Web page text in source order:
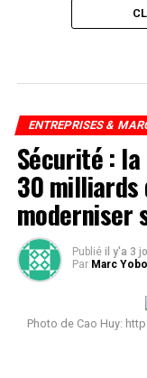
ENTREPRISES &
Sécurité : la
30 milliards
moderniser
Publié il y'a 3
Par Marc
Photo de Cao Huy: